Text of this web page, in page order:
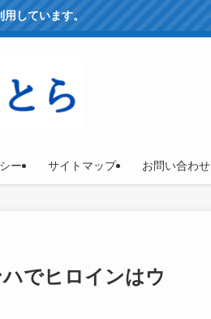
しています。
ー サイトマップ お問い合わせ
でヒロインはウ